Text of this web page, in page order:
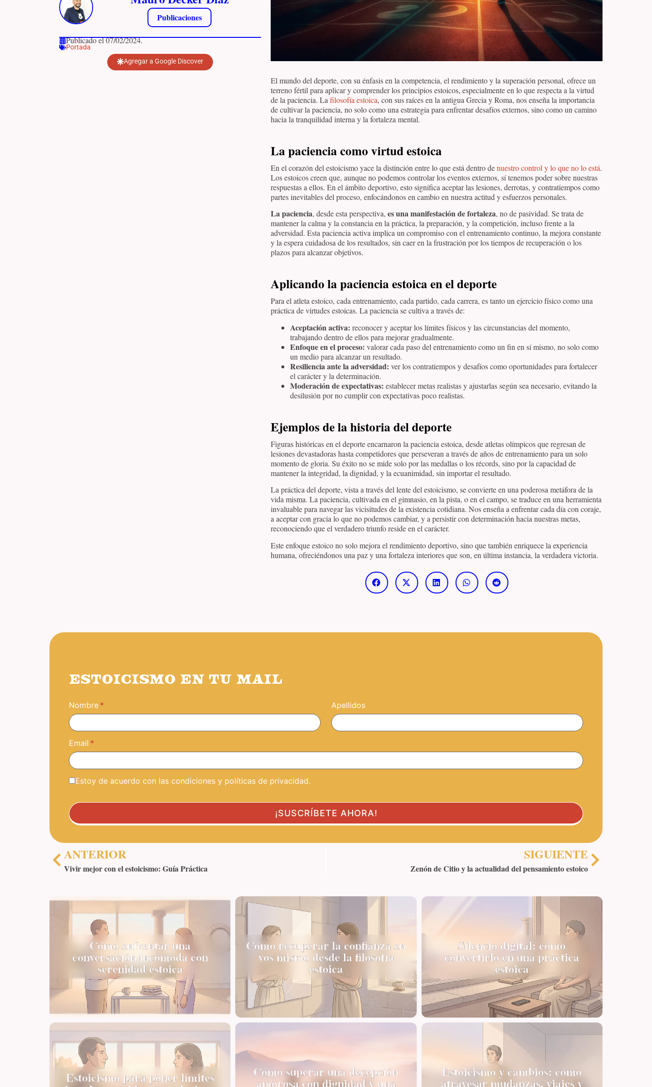
Publicaciones
Publicado el 07/02/2024.
Portada
Agregar a Google Discover
El mundo del deporte, con su énfasis en la competencia, el rendimiento y la superación personal, ofrece un
terreno fértil para aplicar y comprender los principios estoicos, especialmente en lo que respecta a la virtud
de la paciencia. La filosofía estoica, con sus raíces en la antigua Grecia y Roma, nos enseña la importancia
de cultivar la paciencia, no solo como una estrategia para enfrentar desafíos externos, sino como un camino
hacia la tranquilidad interna y la fortaleza mental.
La paciencia como virtud estoica
En el corazón del estoicismo yace la distinción entre lo que está dentro denuestro control y lo que no lo está.
Los estoicos creen que, aunque no podemos controlar los eventos externos, sí tenemos poder sobre nuestras
respuestas a ellos. En el ámbito deportivo, esto significa aceptar las lesiones, derrotas, y contratiempos como
partes inevitables del proceso, enfocándonos en cambio en nuestra actitud y esfuerzos personales.
La paciencia, desde esta perspectiva, es una manifestación de fortaleza, no de pasividad. Se trata de
mantener la calma y la constancia en la práctica, la preparación, y la competición, incluso frente a la
adversidad. Esta paciencia activa implica un compromiso con el entrenamiento continuo, la mejora constante
y la espera cuidadosa de los resultados, sin caer en la frustración por los tiempos de recuperación o los
plazos para alcanzar objetivos.
Aplicando la paciencia estoica en el deporte
Para el atleta estoico, cada entrenamiento, cada partido, cada carrera, es tanto un ejercicio físico como una
práctica de virtudes estoicas. La paciencia se cultiva a través de:
Aceptación activa: reconocer y aceptar los límites físicos y las circunstancias del momento,
trabajando dentro de ellos para mejorar gradualmente.
Enfoque en el proceso: valorar cada paso del entrenamiento como un fin en sí mismo, no solo como
un medio para alcanzar un resultado.
Resiliencia ante la adversidad: ver los contratiempos y desafíos como oportunidades para fortalecer
el carácter y la determinación.
Moderación de expectativas: establecer metas realistas y ajustarlas según sea necesario, evitando la
desilusión por no cumplir con expectativas poco realistas.
Ejemplos de la historia del deporte
Figuras históricas en el deporte encarnaron la paciencia estoica, desde atletas olímpicos que regresan de
lesiones devastadoras hasta competidores que perseveran a través de años de entrenamiento para un solo
momento de gloria. Su éxito no se mide solo por las medallas o los récords, sino por la capacidad de
mantener la integridad, la dignidad, y la ecuanimidad, sin importar el resultado.
La práctica del deporte, vista a través del lente del estoicismo, se convierte en una poderosa metáfora de la
vida misma. La paciencia, cultivada en el gimnasio, en la pista, o en el campo, se traduce en una herramienta
invaluable para navegar las vicisitudes de la existencia cotidiana. Nos enseña a enfrentar cada día con coraje,
a aceptar con gracia lo que no podemos cambiar, y a persistir con determinación hacia nuestras metas,
reconociendo que el verdadero triunfo reside en el carácter.
Este enfoque estoico no solo mejora el rendimiento deportivo, sino que también enriquece la experiencia
humana, ofreciéndonos una paz y una fortaleza interiores que son, en última instancia, la verdadera victoria.
ESTOICISMO EN TU MAIL
Nombre Apellidos
Email
Estoy de acuerdo con las condiciones y políticas de privacidad.
ANTERIOR
Vivir mejor con el estoicismo: Guía Práctica
SIGUIENTE
Zenón de Citio y la actualidad del pensamiento estoico
Cómo enfrentar una
conversación incómoda con
serenidad estoica
Cómo recuperar la confianza en
vos mismo desde la filosofía
estoica
Silencio digital: cómo
convertirlo en una práctica
estoica
Estoicismo para poner límites Cómo superar una decepción
amorosa con dignidad y una
Estoicismo y cambios: cómo
atravesar mudanzas, viajes y